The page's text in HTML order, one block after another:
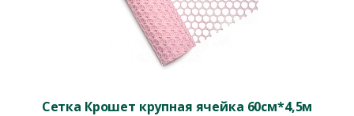
Сетка Крошет крупная ячейка 60см*4,5м